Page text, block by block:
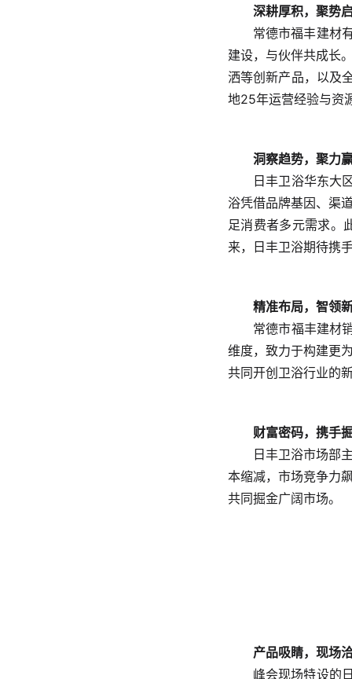
深耕厚积，聚势
常德市福丰建材
建设，与伙伴共成长
洒等创新产品，以及
地25年运营经验与资
洞察趋势，聚力
日丰卫浴华东大
浴凭借品牌基因、渠
足消费者多元需求。
来，日丰卫浴期待携
精准布局，智领
常德市福丰建材
维度，致力于构建更
共同开创卫浴行业的
财富密码，携手
日丰卫浴市场部
本缩减，市场竞争力
共同掘金广阔市场。
产品吸睛，现场
峰会现场特设的